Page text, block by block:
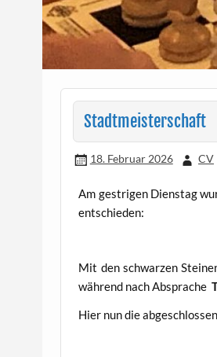
Stadtmeisterschaft
18. Februar 2026 CV
Am gestrigen Dienstag
entschieden:
Mit den schwarzen
während nach Absprache
Hier nun die